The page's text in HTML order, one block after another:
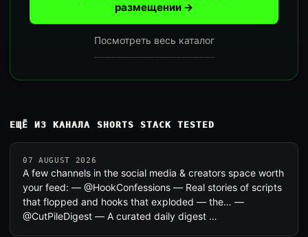
размещении →
Посмотреть весь каталог
ЕЩЁ ИЗ КАНАЛА SHORTS STACK TESTED
07 AUGUST 2026
A few channels in the social media & creators space worth
your feed: — @HookConfessions — Real stories of scripts
that flopped and hooks that exploded — the… —
@CutPileDigest — A curated daily digest …